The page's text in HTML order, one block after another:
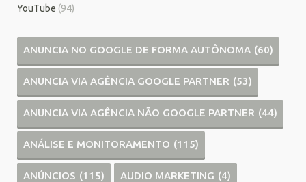
YouTube (94)
ANUNCIA NO GOOGLE DE FORMA AUTÔNOMA (60)
ANUNCIA VIA AGÊNCIA GOOGLE PARTNER (53)
ANUNCIA VIA AGÊNCIA NÃO GOOGLE PARTNER (44)
ANÁLISE E MONITORAMENTO (115)
ANÚNCIOS (115) AUDIO MARKETING (4)